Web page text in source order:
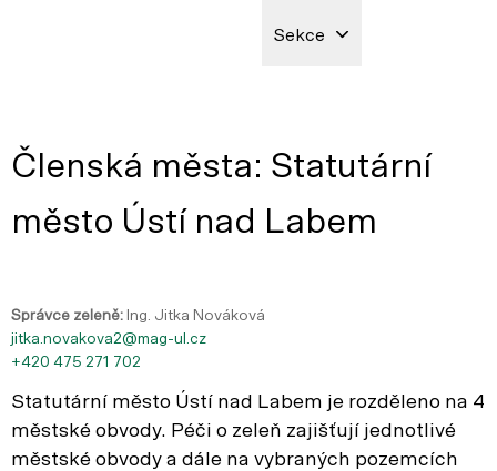
Sekce
Členská města: Statutární
město Ústí nad Labem
Správce zeleně: Ing. Jitka Nováková
jitka.novakova2@mag-ul.cz
+420 475 271 702
Statutární město Ústí nad Labem je rozděleno na 4
městské obvody. Péči o zeleň zajišťují jednotlivé
městské obvody a dále na vybraných pozemcích